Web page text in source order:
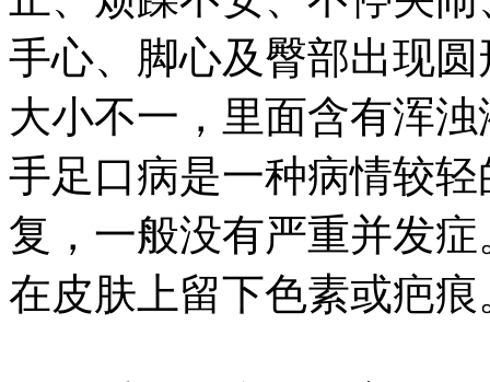
手心、脚心及臀部出现
大小不一，里面含有浑
手足口病是一种病情较
复，一般没有严重并发
在皮肤上留下色素或疤痕